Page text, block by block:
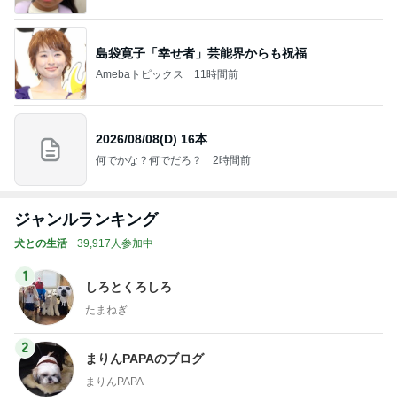
島袋寛子「幸せ者」芸能界からも祝福
Amebaトピックス 11時間前
2026/08/08(D) 16本
何でかな？何でだろ？ 2時間前
ジャンルランキング
犬との生活 39,917人参加中
1
しろとくろしろ
たまねぎ
2
まりんPAPAのブログ
まりんPAPA